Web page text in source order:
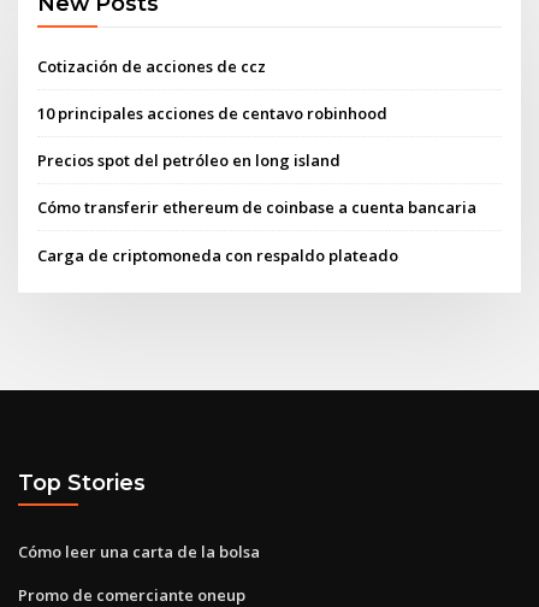
Cotización de acciones de ccz
10 principales acciones de centavo robinhood
Precios spot del petróleo en long island
Cómo transferir ethereum de coinbase a cuenta bancaria
Carga de criptomoneda con respaldo plateado
Top Stories
Cómo leer una carta de la bolsa
Promo de comerciante oneup